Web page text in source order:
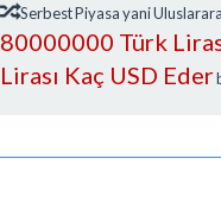
Serbest Piyasa yani
80000000 Türk
Lirası Kaç USD Eder